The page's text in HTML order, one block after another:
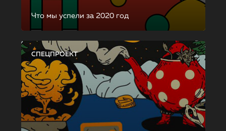
Что мы успели за 2020 год
СПЕЦПРОЕКТ